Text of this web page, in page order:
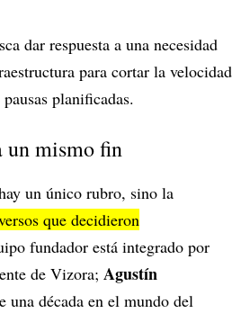
dar respuesta a una necesidad
para cortar la velocidad
planificadas.
un mismo fin
un único rubro, sino la
que decidieron
fundador está integrado por
de Vizora; Agustín
una década en el mundo del